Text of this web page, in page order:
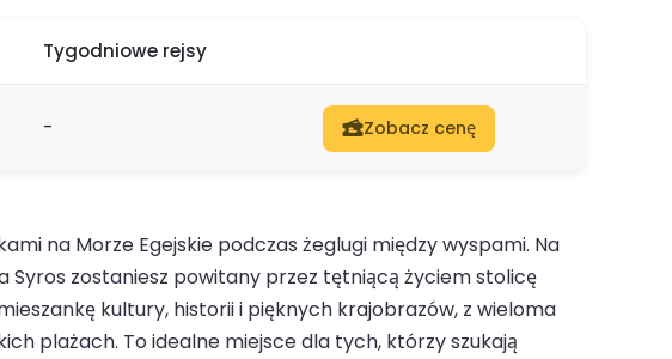
Tygodniowe rejsy
- Zobacz cenę
na Morze Egejskie podczas żeglugi między wyspami. Na
Syros zostaniesz powitany przez tętniącą życiem stolicę
kultury, historii i pięknych krajobrazów, z wieloma
plażach. To idealne miejsce dla tych, którzy szukają